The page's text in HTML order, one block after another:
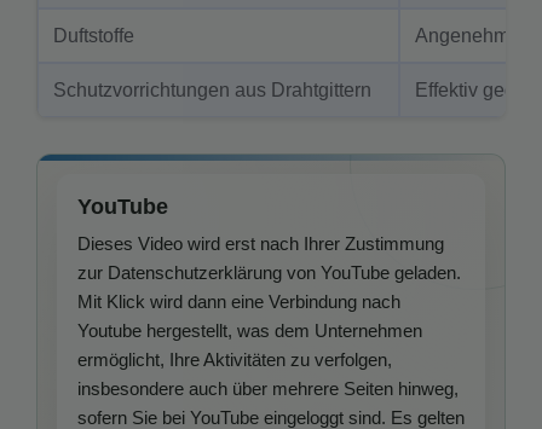
Duftstoffe Angenehmer
Schutzvorrichtungen aus Drahtgittern Effektiv
YouTube
Dieses Video wird erst nach Ihrer Zustimmung
zur Datenschutzerklärung von YouTube geladen.
Mit Klick wird dann eine Verbindung nach
Youtube hergestellt, was dem Unternehmen
ermöglicht, Ihre Aktivitäten zu verfolgen,
insbesondere auch über mehrere Seiten hinweg,
sofern Sie bei YouTube eingeloggt sind. Es gelten